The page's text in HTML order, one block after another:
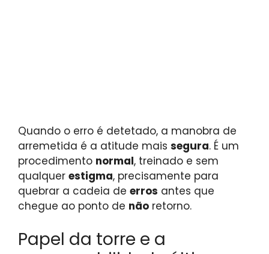
Quando o erro é detetado, a manobra de
arremetida é a atitude mais segura. É um
procedimento normal, treinado e sem
qualquer estigma, precisamente para
quebrar a cadeia de erros antes que
chegue ao ponto de não retorno.
Papel da torre e a